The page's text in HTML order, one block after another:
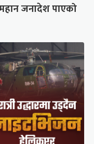
जनादेश पाएको